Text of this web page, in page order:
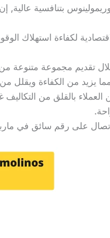
توريمولينوس بتنافسية
لكفاءة استهلاك
تقديم مجموعة متنوعة
مما يزيد من الكفاءة
العملاء بالقلق من
630171377 و احصل على أفضل الاسعار